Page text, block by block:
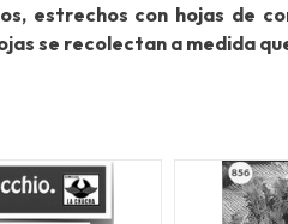
estrechos con hojas de
se recolectan a medida